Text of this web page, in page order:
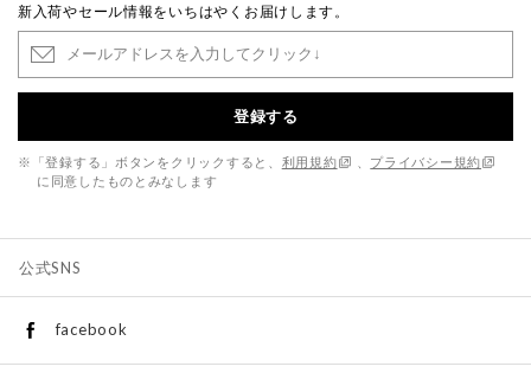
新入荷やセール情報をいちはやくお届けします。
登録する
※「登録する」ボタンをクリックすると、 利用規約
プライバシー規約
に同意したものとみなします
公式SNS
facebook